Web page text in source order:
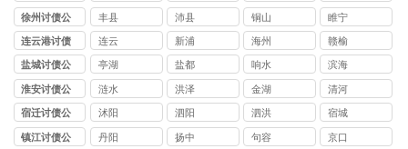
司
司
司
徐州讨债公
司
丰县 沛县 铜山 睢宁
连云港讨债
公司
连云 新浦 海州 赣榆
盐城讨债公
司
亭湖 盐都 响水 滨海
淮安讨债公
司
涟水 洪泽 金湖 清河
宿迁讨债公
司
沭阳 泗阳 泗洪 宿城
镇江讨债公
丹阳 扬中 句容 京口